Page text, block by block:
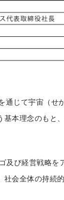
じて宇宙（せ
本理念のもと
及び経営戦略を
会全体の持続